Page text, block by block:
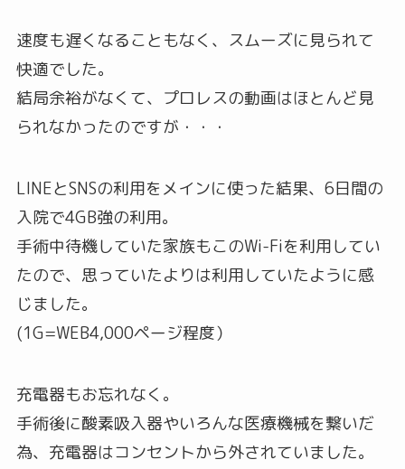
速度も遅くなることもなく、スムーズに見られて
快適でした。
結局余裕がなくて、プロレスの動画はほとんど見
られなかったのですが・・・
LINEとSNSの利用をメインに使った結果、6日間の
入院で4GB強の利用。
手術中待機していた家族もこのWi-Fiを利用してい
たので、思っていたよりは利用していたように感
じました。
(1G=WEB4,000ページ程度）
充電器もお忘れなく。
手術後に酸素吸入器やいろんな医療機械を繋いだ
為、充電器はコンセントから外されていました。